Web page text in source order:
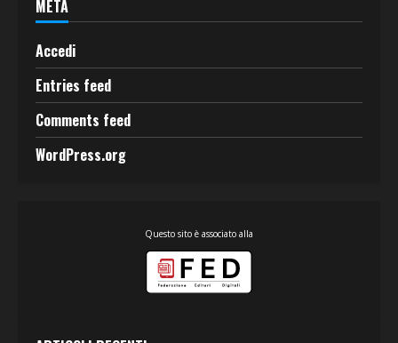
META
Accedi
Entries feed
Comments feed
WordPress.org
Questo sito è associato alla